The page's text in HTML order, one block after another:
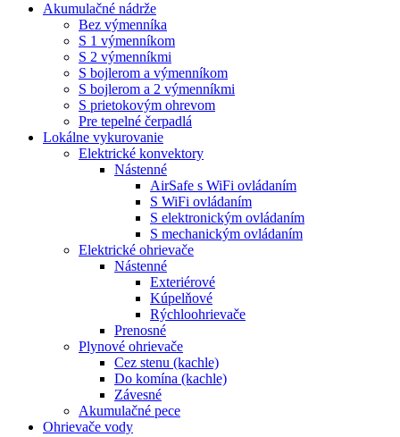
Akumulačné nádrže
Bez výmenníka
S 1 výmenníkom
S 2 výmenníkmi
S bojlerom a výmenníkom
S bojlerom a 2 výmenníkmi
S prietokovým ohrevom
Pre tepelné čerpadlá
Lokálne vykurovanie
Elektrické konvektory
Nástenné
AirSafe s WiFi ovládaním
S WiFi ovládaním
S elektronickým ovládaním
S mechanickým ovládaním
Elektrické ohrievače
Nástenné
Exteriérové
Kúpelňové
Rýchloohrievače
Prenosné
Plynové ohrievače
Cez stenu (kachle)
Do komína (kachle)
Závesné
Akumulačné pece
Ohrievače vody